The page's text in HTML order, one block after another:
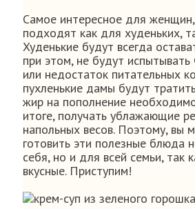
Самое интересное для
подходят как для худеньких,
Худенькие будут всегда
при этом, не будут испытывать
или недостаток питательных
пухленькие дамы будут
жир на пополнение
итоге, получать ублажающие
напольных весов. Поэтому, вы
готовить эти полезные блюда
себя, но и для всей семьи, так
вкусные. Приступим!